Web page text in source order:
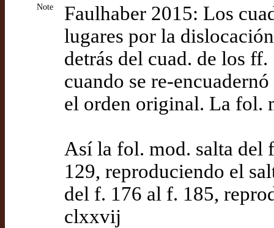
Note
Faulhaber 2015: Los
lugares por la
detrás del cuad. de los
cuando se re-
el orden original. La fol.
Así la fol. mod. salta del
129, reproduciendo el
del f. 176 al f. 185,
clxxvij